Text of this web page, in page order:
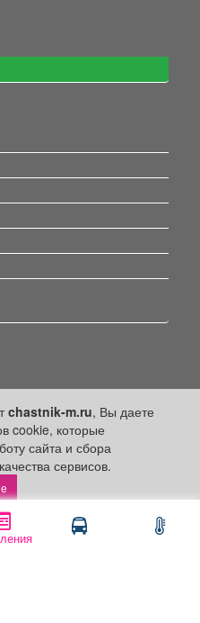
chastnik-m.ru, Вы даете
cookie, которые
сайта и сбора
сервисов.
«На правах рекламы»,
за достоверность
материалах и
М"